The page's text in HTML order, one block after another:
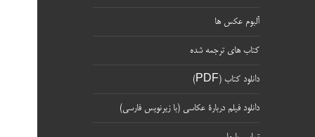
آلبوم عکس ها
کتاب های ترجمه شده
دانلود کتاب (PDF)
دانلود فیلم دربارۀ عکاسی (با زیرنویس فارسی)